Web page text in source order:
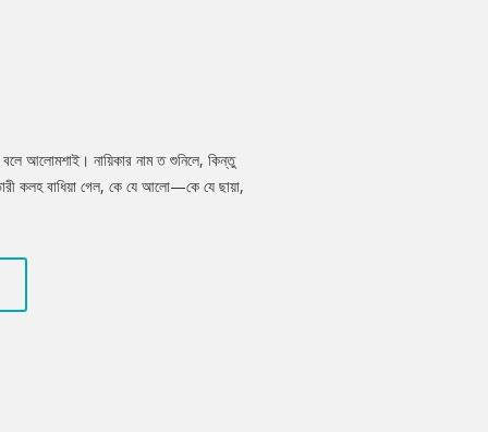
আলোমশাই। নায়িকার নাম ত শুনিলে, কিন্তু
কলহ বাধিয়া গেল, কে যে আলো—কে যে ছায়া,
সূক্ষ্মবুদ্ধিতে আসে না যে, তুমি না থাকিলে